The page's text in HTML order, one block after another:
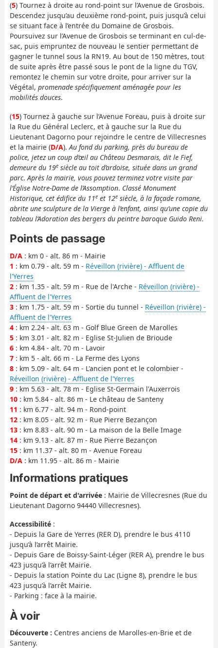
(5) Tournez à droite au rond-point sur l’Avenue de Grosbois.
Descendez jusqu’au deuxième rond-point, puis jusqu’à celui
se situant face à l’entrée du Domaine de Grosbois.
Poursuivez sur l’Avenue de Grosbois se terminant en cul-de-
sac, puis empruntez de nouveau le sentier permettant de
gagner le tunnel sous la RN19. Au bout de 150 mètres, tout
de suite après être passé sous le pont de la ligne du TGV,
remontez le chemin sur votre droite, pour arriver sur la
Végétal, promenade spécifiquement aménagée pour les
mobilités douces.
(15) Tournez à gauche sur l’Avenue Foreau, puis à droite sur
la Rue du Général Leclerc, et à gauche sur la Rue du
Lieutenant Dagorno pour rejoindre le centre de Villecresnes
et la mairie (D/A).Au fond du parking, près du bureau de
police, jetez un coup d’œil au Château Desmarais, dit le Fief,
demeure du 19e siècle au toit d’ardoise, située dans un grand
parc.Après la mairie, vous pouvez terminez votre visite par
l’Église Notre-Dame de l’Assomption. Classé Monument
Historique, cet édifice du 11e et 12e siècle, à la façade romane,
abrite une sculpture de la Vierge à l’enfant, ainsi qu’une copie du
tableau l’Adoration des bergers du peintre baroque Guido Reni.
Points de passage
D/A : km 0 - alt. 86 m - Mairie
1 : km 0.79 - alt. 59 m - Réveillon (rivière) - Affluent de
l'Yerres
2 : km 1.35 - alt. 59 m - Rue de l'Arche - Réveillon (rivière) -
Affluent de l'Yerres
3 : km 1.75 - alt. 59 m - Sortie du tunnel - Réveillon (rivière) -
Affluent de l'Yerres
4 : km 2.24 - alt. 63 m - Golf Blue Green de Marolles
5 : km 3.01 - alt. 82 m - Eglise St-Julien de Brioude
6 : km 4.84 - alt. 70 m - Lavoir
7 : km 5 - alt. 66 m - La Ferme des Lyons
8 : km 5.09 - alt. 64 m - L'ancien pont et le colombier -
Réveillon (rivière) - Affluent de l'Yerres
9 : km 5.63 - alt. 78 m - Eglise St-Germain l'Auxerrois
10 : km 5.84 - alt. 86 m - Le château de Santeny
11 : km 6.77 - alt. 94 m - Rond-point
12 : km 8.05 - alt. 92 m - Rue Pierre Bezançon
13 : km 8.83 - alt. 90 m - La maison de la Belle Image
14 : km 9.13 - alt. 87 m - Rue Pierre Bezançon
15 : km 11.37 - alt. 80 m - Avenue Foreau
D/A : km 11.95 - alt. 86 m - Mairie
Informations pratiques
Point de départ et d'arrivée : Mairie de Villecresnes (Rue du
Lieutenant Dagorno 94440 Villecresnes).
Accessibilité :
- Depuis la Gare de Yerres (RER D), prendre le bus 4110
jusqu’à l’arrêt Mairie.
- Depuis Gare de Boissy-Saint-Léger (RER A), prendre le bus
423 jusqu’à l’arrêt Mairie.
- Depuis la station Pointe du Lac (Ligne 8), prendre le bus
423 jusqu’à l’arrêt Mairie.
- Parking : face à la mairie.
À voir
Découverte : Centres anciens de Marolles-en-Brie et de
Santeny.